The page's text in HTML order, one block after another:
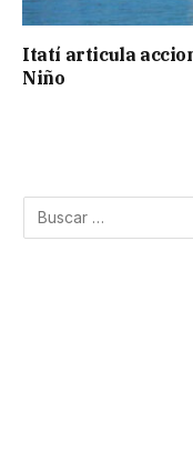
Itatí articula
Niño